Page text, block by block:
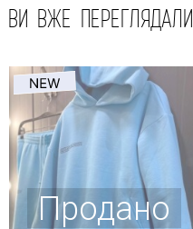
ВИ ВЖЕ ПЕРЕГЛЯДАЛИ
Продано